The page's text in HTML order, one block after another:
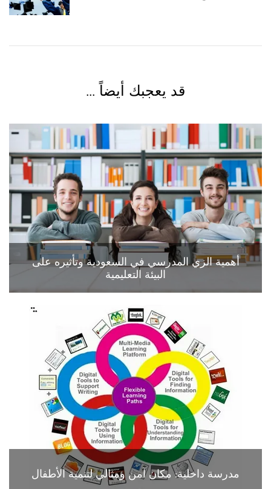
قد يعجبك أيضاً ...
أهمية الزي المدرسي في السعودية وتأثيره على
البيئة التعليمية
مدرسة داخلية: مكان آمن ومثالي لتنمية الأطفال